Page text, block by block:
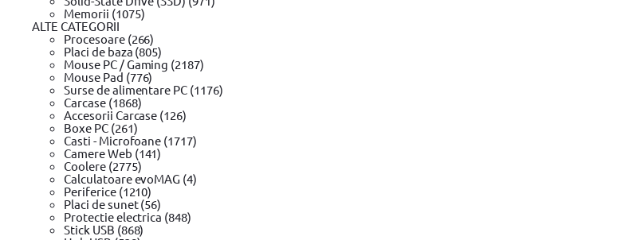
Memorii (1075)
ALTE CATEGORII
Procesoare (266)
Placi de baza (805)
Mouse PC / Gaming (2187)
Mouse Pad (776)
Surse de alimentare PC (1176)
Carcase (1868)
Accesorii Carcase (126)
Boxe PC (261)
Casti - Microfoane (1717)
Camere Web (141)
Coolere (2775)
Calculatoare evoMAG (4)
Periferice (1210)
Placi de sunet (56)
Protectie electrica (848)
Stick USB (868)
0 review-uri
In stoc furnizor
Solicita postare in SICAP
leiPRP
(TVA inclus)
Diferenta: 2000lei
Adaugă la wishlist
Din Showroom-ul evomag:
Poate fi ridicat in 15 zile dupa ora 09:00
Livrare prin curier:
Se livreaza in 16 zile pana in ora 18:00
Garantie standard